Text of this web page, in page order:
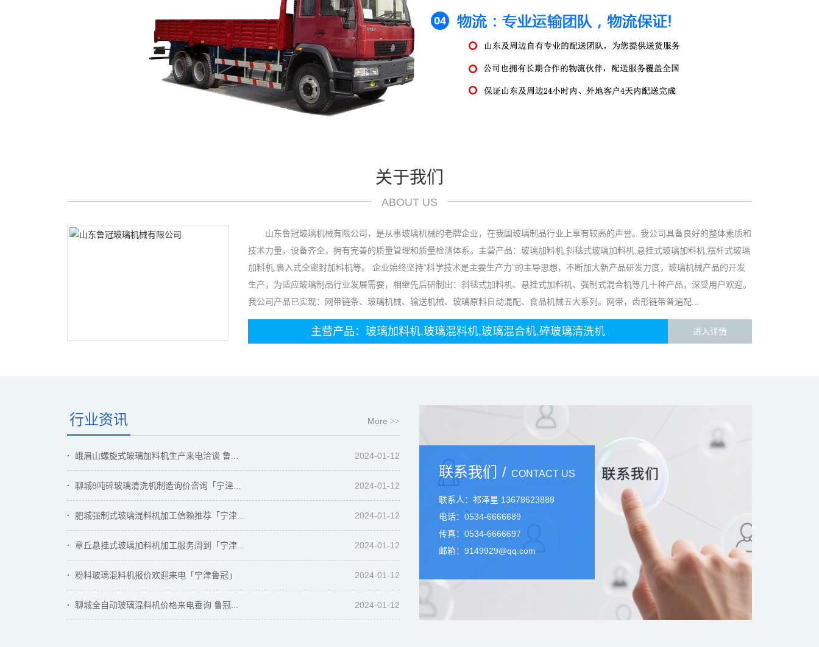
关于我们
ABOUT US
山东鲁冠玻璃机械有限公司，是从事玻璃机械的老牌企业，在我国玻璃制品行业上享有较高的声誉。我公司具备良好的整体素质和
技术力量，设备齐全，拥有完善的质量管理和质量检测体系。主营产品：玻璃加料机,斜毯式玻璃加料机,悬挂式玻璃加料机,摆杆式玻璃
加料机,裹入式全密封加料机等。 企业始终坚持“科学技术是主要生产力”的主导思想，不断加大新产品研发力度，玻璃机械产品的开发
生产，为适应玻璃制品行业发展需要，相继先后研制出：斜毯式加料机、悬挂式加料机、强制式混合机等几十种产品，深受用户欢迎。
我公司产品已实现：网带链条、玻璃机械、输送机械、玻璃原料自动混配、食品机械五大系列。网带，齿形链带普遍配...
主营产品：玻璃加料机,玻璃混料机,玻璃混合机,碎玻璃清洗机 进入详情
行业资讯 More >>
峨眉山螺旋式玻璃加料机生产来电洽谈 鲁... 2024-01-12
聊城8吨碎玻璃清洗机制造询价咨询「宁津... 2024-01-12
肥城强制式玻璃混料机加工信赖推荐「宁津... 2024-01-12
章丘悬挂式玻璃加料机加工服务周到「宁津... 2024-01-12
粉料玻璃混料机报价欢迎来电「宁津鲁冠」 2024-01-12
聊城全自动玻璃混料机价格来电垂询 鲁冠... 2024-01-12
联系我们 / CONTACT US
联系人：祁泽星 13678623888
电话：0534-6666689
传真：0534-6666697
邮箱：9149929@qq.com